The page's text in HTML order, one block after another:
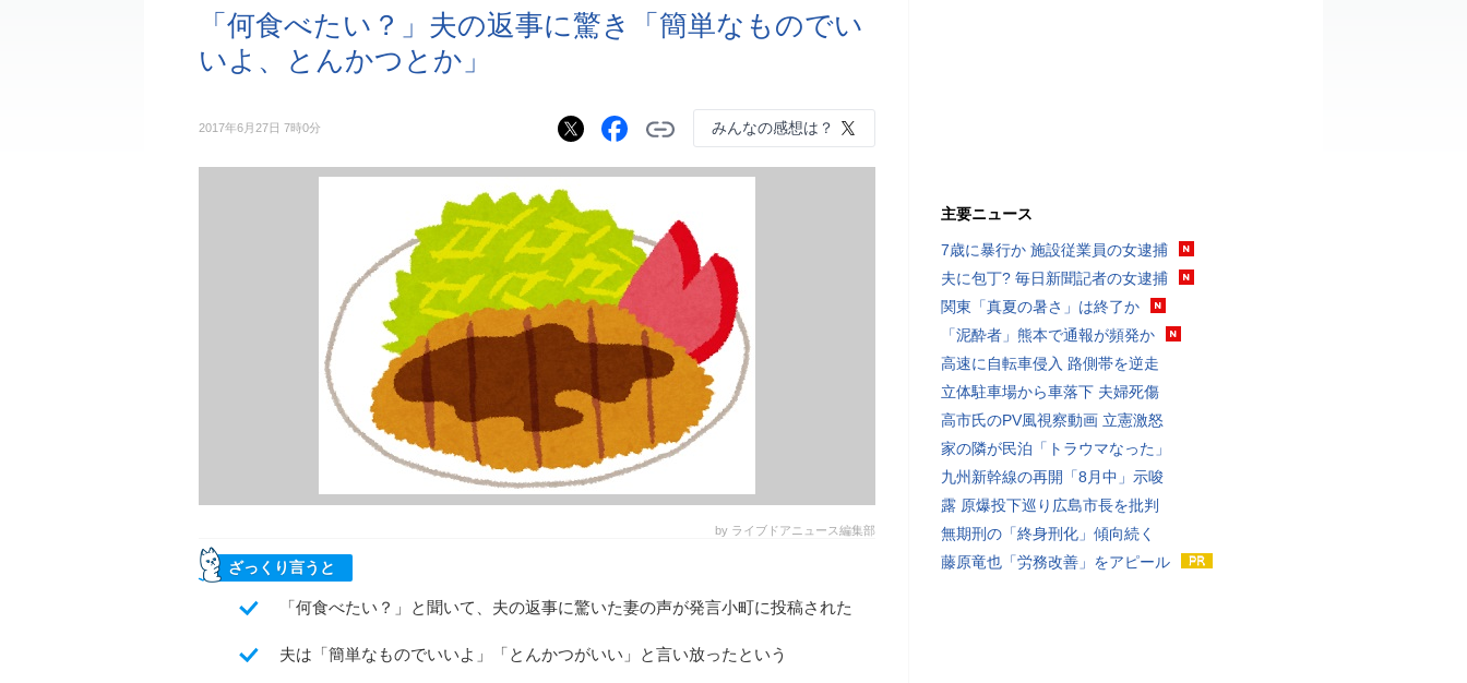
「何食べたい？」夫の返事に驚き「簡単なものでい
いよ、とんかつとか」
2017年6月27日 7時0分 みんなの感想は？
by ライブドアニュース編集部
ざっくり言うと
「何食べたい？」と聞いて、夫の返事に驚いた妻の声が発言小町に投稿された
夫は「簡単なものでいいよ」「とんかつがいい」と言い放ったという
主要ニュース
7歳に暴行か 施設従業員の女逮捕
夫に包丁? 毎日新聞記者の女逮捕
関東「真夏の暑さ」は終了か
「泥酔者」熊本で通報が頻発か
高速に自転車侵入 路側帯を逆走
立体駐車場から車落下 夫婦死傷
高市氏のPV風視察動画 立憲激怒
家の隣が民泊「トラウマなった」
九州新幹線の再開「8月中」示唆
露 原爆投下巡り広島市長を批判
無期刑の「終身刑化」傾向続く
藤原竜也「労務改善」をアピール